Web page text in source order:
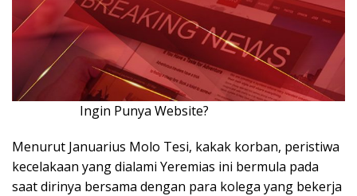
Ingin Punya Website?
Menurut Januarius Molo Tesi, kakak korban, peristiwa
kecelakaan yang dialami Yeremias ini bermula pada
saat dirinya bersama dengan para kolega yang bekerja